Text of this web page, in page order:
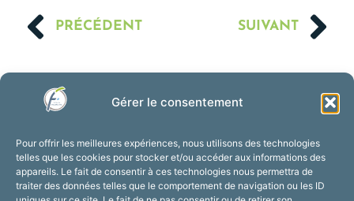
Gérer le consentement
Pour offrir les meilleures expériences, nous utilisons des technologies
telles que les cookies pour stocker et/ou accéder aux informations des
appareils. Le fait de consentir à ces technologies nous permettra de
traiter des données telles que le comportement de navigation ou les ID
PRÉCÉDENT SUIVANT